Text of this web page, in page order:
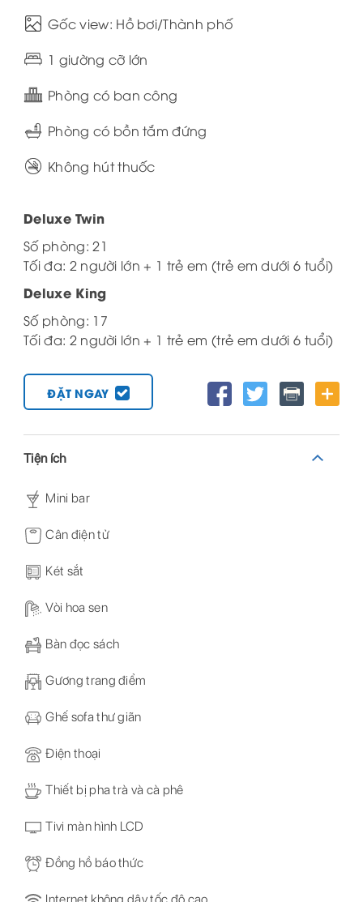
Gốc view: Hồ bơi/Thành phố
1 giường cỡ lớn
Phòng có ban công
Phòng có bồn tắm đứng
Không hút thuốc
Deluxe Twin
Số phòng: 21
Tối đa: 2 người lớn + 1 trẻ em (trẻ em dưới 6 tuổi)
Deluxe King
Số phòng: 17
Tối đa: 2 người lớn + 1 trẻ em (trẻ em dưới 6 tuổi)
ĐẶT NGAY
Tiện ích
Mini bar
Cân điện tử
Két sắt
Vòi hoa sen
Bàn đọc sách
Gương trang điểm
Ghế sofa thư giãn
Điện thoại
Thiết bị pha trà và cà phê
Tivi màn hình LCD
Đồng hồ báo thức
Internet không dây tốc độ cao